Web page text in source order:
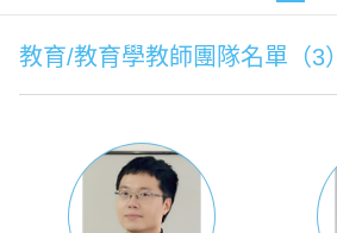
教育/教育學教師團隊名單（3）